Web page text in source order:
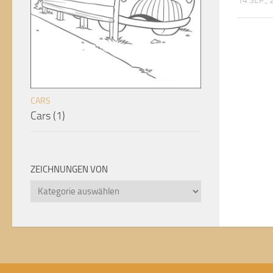
CARS
Cars (1)
ZEICHNUNGEN VON
Zeichnungen